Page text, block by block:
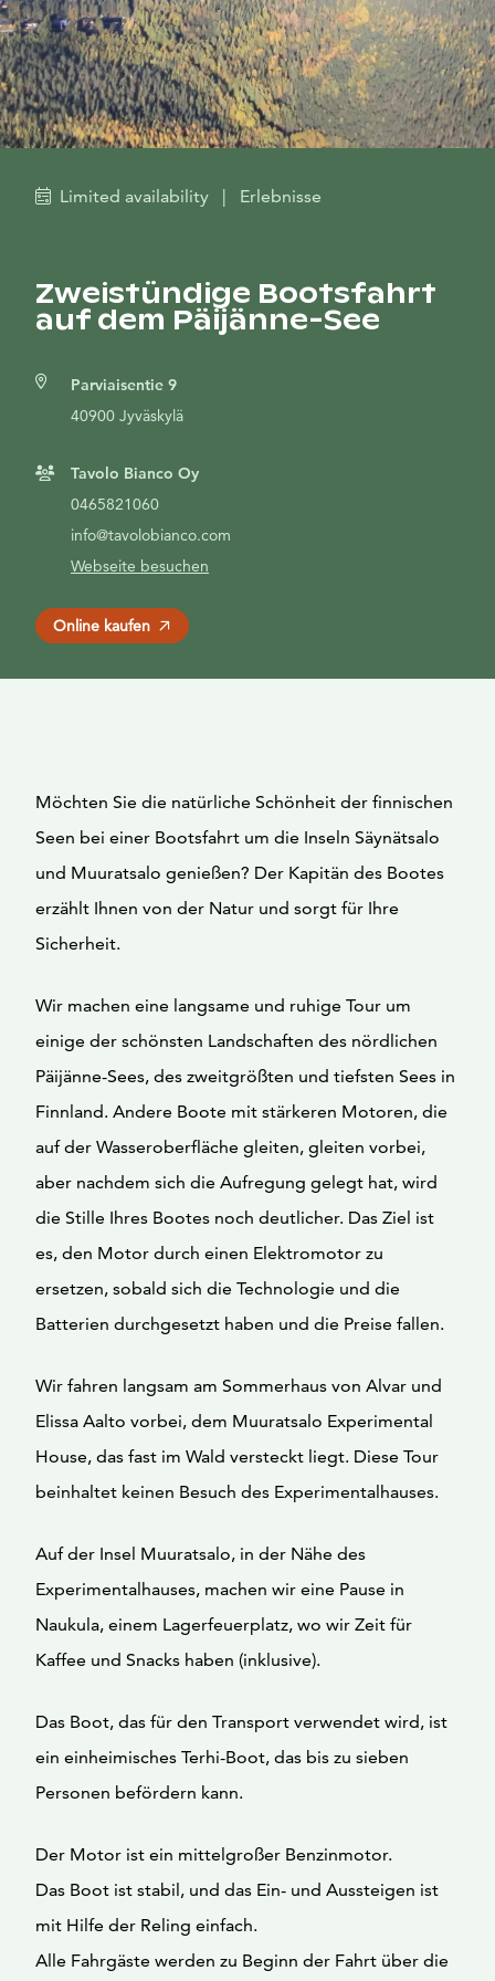
Limited availability | Erlebnisse
Zweistündige Bootsfahrt
auf dem Päijänne-See
Parviaisentie 9
40900 Jyväskylä
Tavolo Bianco Oy
0465821060
info@tavolobianco.com
Webseite besuchen
Online kaufen
Möchten Sie die natürliche Schönheit der finnischen
Seen bei einer Bootsfahrt um die Inseln Säynätsalo
und Muuratsalo genießen? Der Kapitän des Bootes
erzählt Ihnen von der Natur und sorgt für Ihre
Sicherheit.
Wir machen eine langsame und ruhige Tour um
einige der schönsten Landschaften des nördlichen
Päijänne-Sees, des zweitgrößten und tiefsten Sees in
Finnland. Andere Boote mit stärkeren Motoren, die
auf der Wasseroberfläche gleiten, gleiten vorbei,
aber nachdem sich die Aufregung gelegt hat, wird
die Stille Ihres Bootes noch deutlicher. Das Ziel ist
es, den Motor durch einen Elektromotor zu
ersetzen, sobald sich die Technologie und die
Batterien durchgesetzt haben und die Preise fallen.
Wir fahren langsam am Sommerhaus von Alvar und
Elissa Aalto vorbei, dem Muuratsalo Experimental
House, das fast im Wald versteckt liegt. Diese Tour
beinhaltet keinen Besuch des Experimentalhauses.
Auf der Insel Muuratsalo, in der Nähe des
Experimentalhauses, machen wir eine Pause in
Naukula, einem Lagerfeuerplatz, wo wir Zeit für
Kaffee und Snacks haben (inklusive).
Das Boot, das für den Transport verwendet wird, ist
ein einheimisches Terhi-Boot, das bis zu sieben
Personen befördern kann.
Der Motor ist ein mittelgroßer Benzinmotor.
Das Boot ist stabil, und das Ein- und Aussteigen ist
mit Hilfe der Reling einfach.
Alle Fahrgäste werden zu Beginn der Fahrt über die